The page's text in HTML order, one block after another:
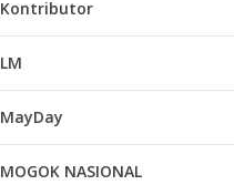
Kontributor
LM
MayDay
MOGOK NASIONAL